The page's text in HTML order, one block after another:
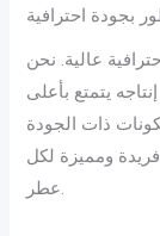
بجودة احترافية
عالية. نحن
يتمتع بأعلى
ذات الجودة
فريدة ومميزة لكل
عطر.